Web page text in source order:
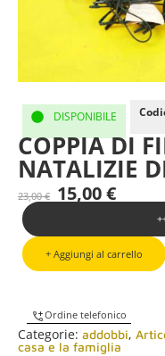
DISPONIBILE
COPPIA DI
NATALIZIE
23,00€ 15,00€
+ Aggiungi al carrello
Ordine telefonico
Categorie: addobbi,
casa e la famiglia